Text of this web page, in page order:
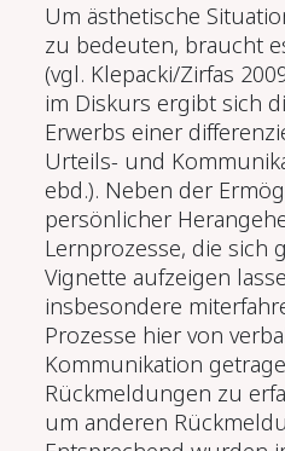
Um ästhetische
zu bedeuten, braucht
(vgl. Klepacki/Zirfas
im Diskurs ergibt sich
Erwerbs einer
Urteils- und
ebd.). Neben der
persönlicher
Lernprozesse, die sich
Vignette aufzeigen
insbesondere
Prozesse hier von
Kommunikation
Rückmeldungen zu
um anderen